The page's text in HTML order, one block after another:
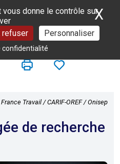
donne le contrôle sur
refuser Personnaliser
confidentialité
X
Travail / CARIF-OREF / Onisep
de recherche